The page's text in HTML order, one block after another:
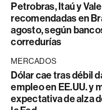
Petrobras, Itaú y
recomendadas en
agosto, según
corredurías
MERCADOS
Dólar cae tras débil
empleo en EE.UU. y
expectativa de alza